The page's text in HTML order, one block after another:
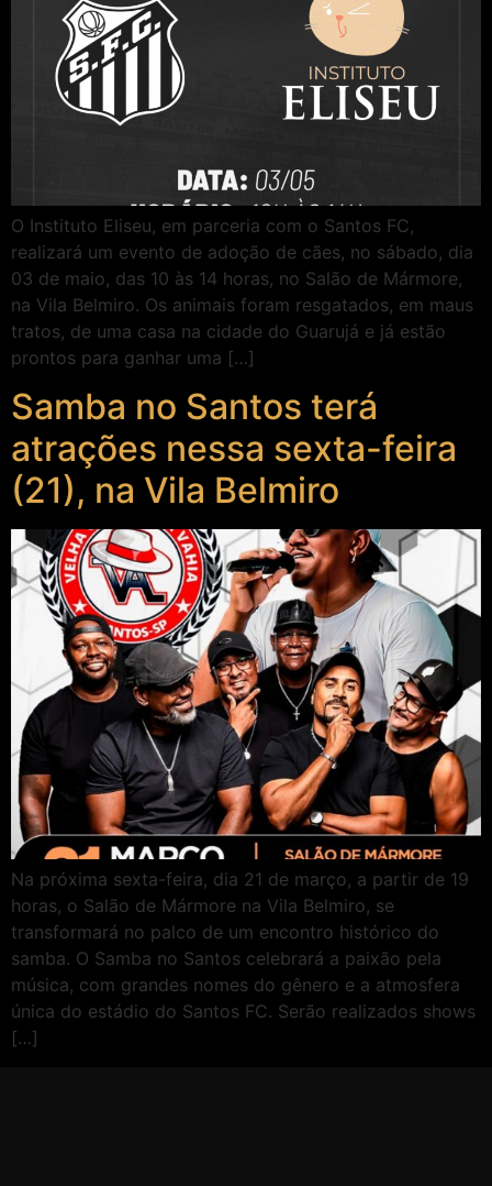
O Instituto Eliseu, em parceria com o Santos FC,
realizará um evento de adoção de cães, no sábado, dia
03 de maio, das 10 às 14 horas, no Salão de Mármore,
na Vila Belmiro. Os animais foram resgatados, em maus
tratos, de uma casa na cidade do Guarujá e já estão
prontos para ganhar uma […]
Samba no Santos terá
atrações nessa sexta-feira
(21), na Vila Belmiro
Na próxima sexta-feira, dia 21 de março, a partir de 19
horas, o Salão de Mármore na Vila Belmiro, se
transformará no palco de um encontro histórico do
samba. O Samba no Santos celebrará a paixão pela
música, com grandes nomes do gênero e a atmosfera
única do estádio do Santos FC. Serão realizados shows
[…]